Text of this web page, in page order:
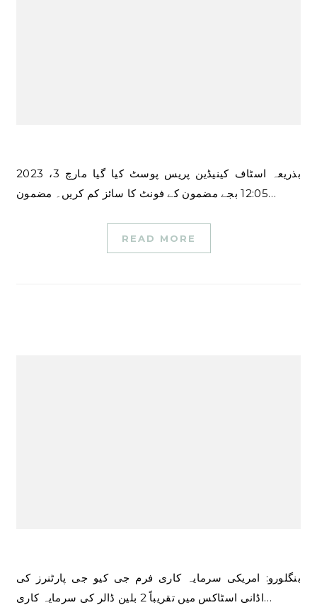
بذریعہ اسٹاف کینیڈین پریس پوسٹ کیا گیا مارچ 3، 2023
12:05 بجے مضمون کے فونٹ کا سائز کم کریں۔ مضمون…
READ MORE
بنگلورو: امریکی سرمایہ کاری فرم جی کیو جی پارٹنرز کی
اڈانی اسٹاکس میں تقریباً 2 بلین ڈالر کی سرمایہ کاری…